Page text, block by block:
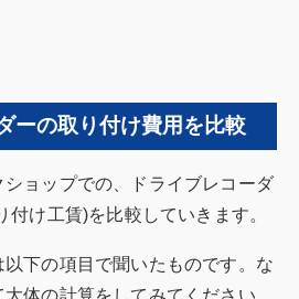
ーの取り付け費用を比較
ョップでの、ドライブレコーダ
付け工賃)を比較していきます。
下の項目で聞いたものです。な
体の計算をしてみてください。